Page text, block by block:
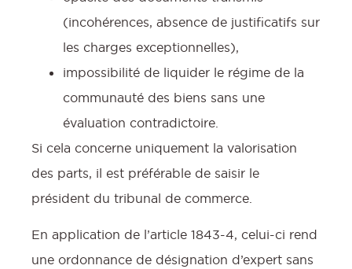
(incohérences, absence de justificatifs sur
les charges exceptionnelles),
impossibilité de liquider le régime de la
communauté des biens sans une
évaluation contradictoire.
Si cela concerne uniquement la valorisation
des parts, il est préférable de saisir le
président du tribunal de commerce.
En application de l’article 1843-4, celui-ci rend
une ordonnance de désignation d’expert sans